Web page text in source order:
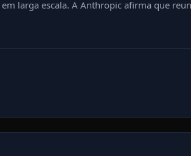
larga escala. A Anthropic afirma que